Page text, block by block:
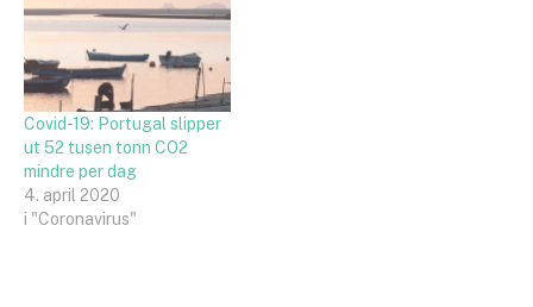
Covid-19: Portugal slipper
ut 52 tusen tonn CO2
mindre per dag
4. april 2020
i "Coronavirus"